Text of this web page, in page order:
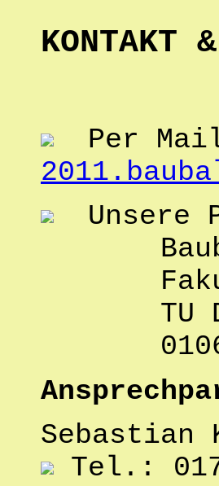
KONTAKT
Per
Unsere
TU
01069
Sebastian
Tel.: